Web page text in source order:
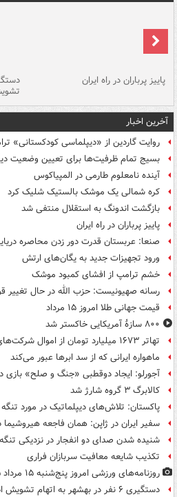
پاییز پرباران در راه ایران
آخرین اخبار
روایت گاردین از «دیپلماسی کودکستانی»
بسیج تمام ظرفیت‌ها برای تعیین وضعیت دیگر
آینده نامعلوم طارمی در المپیاکوس
کره شمالی یک موشک بالستیک شلیک کرد
بازگشت اندونگ به استقلال منتفی شد
پاییز پرباران در راه ایران
صنعا: عربستان قدرت دور زدن محاصره
ورود تجهیزات جدید به یگان‌های ارتش
خشم ترامپ از افشای کمبود موشک
رسانه صهیونیست: حزب الله در حال تغییر
قیمت جهانی طلا امروز ۱۵ مرداد
۸۰۰ سازۀ آمریکایی خاکستر شد
تهاتر ۱۶۷۳ میلیارد تومان از اموال شرکت‌های تراستی
ماهواره ایرانی که از سد ابرها عبور می‌کند
آجورلو: ایجاد دوقطبی «جنگ و صلح‌»
کالابرگ ۳ گروه شارژ شد
پاکستان: تلاش‌های دیپلماتیک در مورد تنگه
سفیر ایران در ژاپن: همان فاجعه
شنیده شدن صدای دو انفجار در نزدیکی
تکذیب شایعه معافیت سربازان فراری
روزنامه‌های ورزشی امروز پنج‌شنبه ۱۵ مرداد ۱۴۰۵
دستگیری ۶ نفر در بهشهر به اتهام تشویش اذهان عمومی